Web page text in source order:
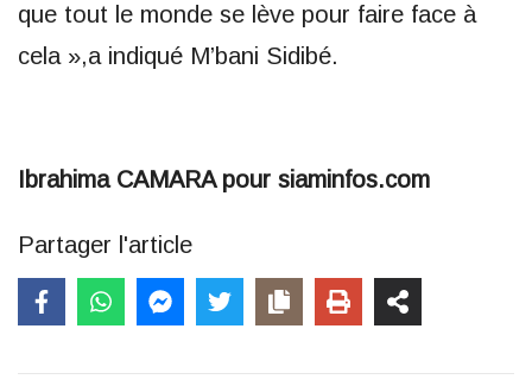
que tout le monde se lève pour faire face à
cela »,a indiqué M’bani Sidibé.
Ibrahima CAMARA pour siaminfos.com
Partager l'article